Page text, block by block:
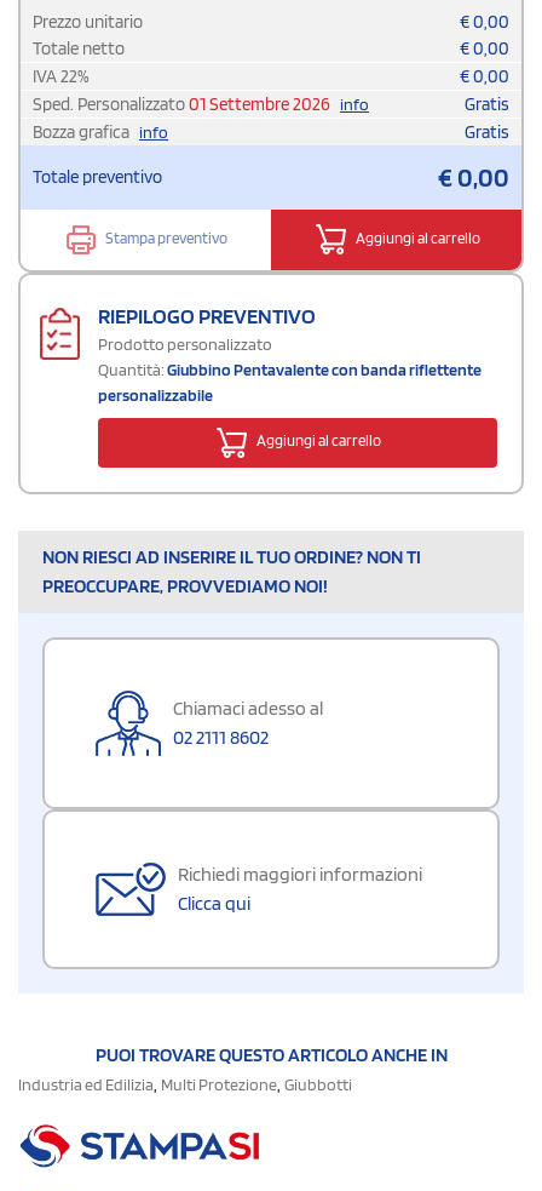
Prezzo unitario €0,00
Totale netto
€0,00
IVA22% €0,00
Sped. Personalizzato01 Settembre 2026 info
Gratis
Bozza grafica info Gratis
Totale preventivo €0,00
Stampa preventivo Aggiungi al carrello
RIEPILOGO PREVENTIVO
Prodotto personalizzato
Quantità:Giubbino Pentavalente con banda riflettente
personalizzabile
Aggiungi al carrello
NON RIESCI AD INSERIRE IL TUO ORDINE? NON TI
PREOCCUPARE, PROVVEDIAMO NOI!
Chiamaci adesso al
02 2111 8602
Richiedi maggiori informazioni
Clicca qui
PUOI TROVARE QUESTO ARTICOLO ANCHE IN
Industria ed Edilizia Multi Protezione Giubbotti